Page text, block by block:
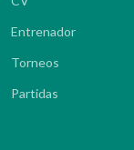
Entrenador
Torneos
Partidas